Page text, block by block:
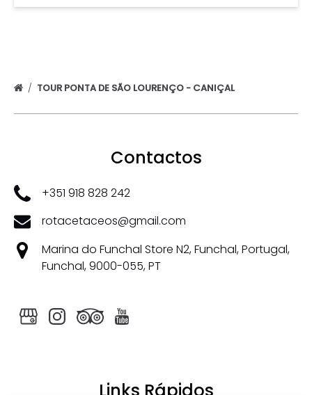
TOUR PONTA DE SÃO LOURENÇO - CANIÇAL
Contactos
+351 918 828 242
rotacetaceos@gmail.com
Marina do Funchal Store N2, Funchal, Portugal,
Funchal, 9000-055, PT